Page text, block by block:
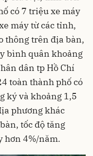
có 7 triệu xe máy
máy từ các tỉnh,
thông trên địa bàn,
bình quân khoảng
dân tp Hồ Chí
toàn thành phố có
ký và khoảng 1,5
phương khác
tốc độ tăng
hơn 4%/năm.